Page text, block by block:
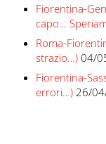
Fiorentina-
capo…
Roma-
strazio…) 04/
Fiorentina-
errori…) 26/